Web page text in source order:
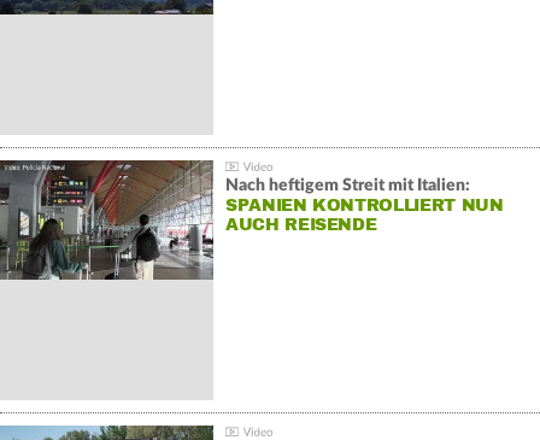
Nach heftigem Streit mit Italien:
SPANIEN KONTROLLIERT NUN
AUCH REISENDE